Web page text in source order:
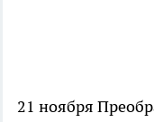
21 ноября